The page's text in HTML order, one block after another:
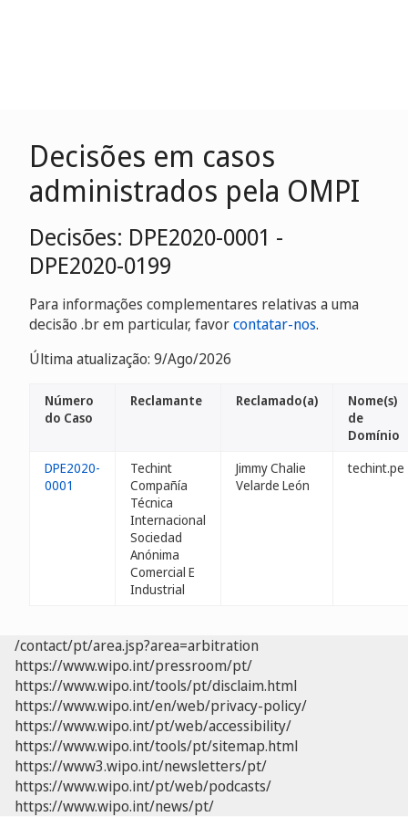
Decisões em casos
administrados pela OMPI
Decisões: DPE2020-0001 -
DPE2020-0199
Para informações complementares relativas a uma
decisão .br em particular, favorcontatar-nos.
Última atualização: 9/Ago/2026
Número
do Caso
Reclamante Reclamado(a)
Nome(s)
de
Domínio
DPE2020-
0001
Techint
Compañía
Técnica
Internacional
Sociedad
Anónima
Comercial E
Industrial
Jimmy Chalie
Velarde León
techint.pe
/contact/pt/area.jsp?area=arbitration
https://www.wipo.int/pressroom/pt/
https://www.wipo.int/tools/pt/disclaim.html
https://www.wipo.int/en/web/privacy-policy/
https://www.wipo.int/pt/web/accessibility/
https://www.wipo.int/tools/pt/sitemap.html
https://www3.wipo.int/newsletters/pt/
https://www.wipo.int/pt/web/podcasts/
https://www.wipo.int/news/pt/